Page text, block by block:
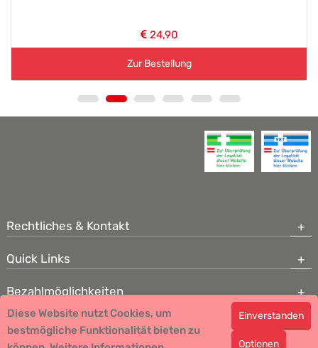
24,90
Zur Bestellung
Rechtliches & Kontakt
Quick Links
Bezahlmöglichkeiten
Copyright © 2026 Team Santé Salvator Apotheke - GDP zertifiziert
Remedia Homöopathie GmbH GMP zertifizierter Arzneihersteller
Diese Website nutzt Cookies, um
bestmögliche Funktionalität bieten zu
Einverstanden
Optionen